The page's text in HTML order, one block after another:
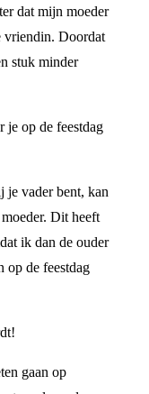
dat mijn moeder
vriendin. Doordat
stuk minder
je op de feestdag
je vader bent, kan
Dit heeft
ik dan de ouder
op de feestdag
gaan op